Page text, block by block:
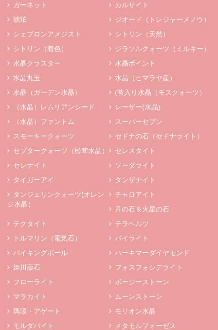
ガーネット
カルサイト
琥珀
ジオード（トレジャーメノウ）
シェブロンアメジスト
シトリン（天然）
シトリン（着色）
ジラソルクォーツ（ミルキー）
水晶クラスター
水晶ポイント
水晶丸玉
水晶（ヒマラヤ産）
水晶（ガーデン水晶）
(苔入り水晶（モスクォーツ）
（水晶）レムリアンシード
レーザー(水晶)
（水晶）ファントム
スーパーセブン
スモーキークォーツ
セドナの石（セドナライト）
セプタークォーツ（松茸水晶）
セレスタイト
セレナイト
ソーダライト
タイガーアイ
タンザナイト
タンジェリンクォーツ(オレン
ジ水晶）
チャロアイト
月の石＆火星の石
テクタイト
テラヘルツ
トルマリン（電気石）
パイライト
バイキングボール
ハーキマーダイヤモンド
姫川薬石
フォスフォシデライト
フローライト
ボージーストーン
マラカイト
ムーンストーン
瑪瑙・アゲート
モリオン水晶
モルダバイト
メタモルフォーゼス